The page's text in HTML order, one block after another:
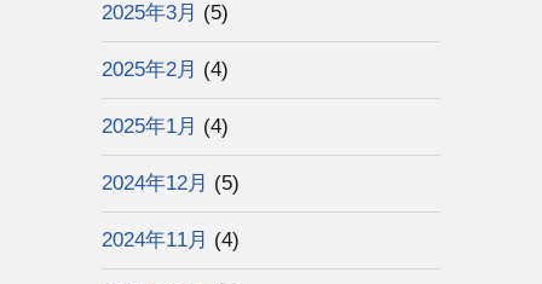
2025年3月 (5)
2025年2月 (4)
2025年1月 (4)
2024年12月 (5)
2024年11月 (4)